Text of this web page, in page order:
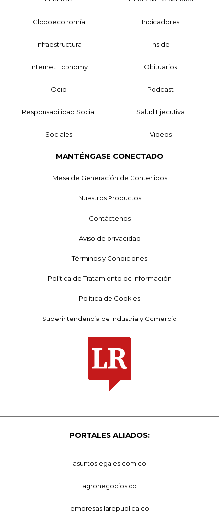
Globoeconomía Indicadores
Infraestructura Inside
Internet Economy Obituarios
Ocio Podcast
Responsabilidad Social Salud Ejecutiva
Sociales Videos
MANTÉNGASE CONECTADO
Mesa de Generación de Contenidos
Nuestros Productos
Contáctenos
Aviso de privacidad
Términos y Condiciones
Política de Tratamiento de Información
Política de Cookies
Superintendencia de Industria y Comercio
PORTALES ALIADOS:
asuntoslegales.com.co
agronegocios.co
empresas.larepublica.co